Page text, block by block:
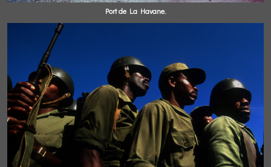
Port de La Havane.